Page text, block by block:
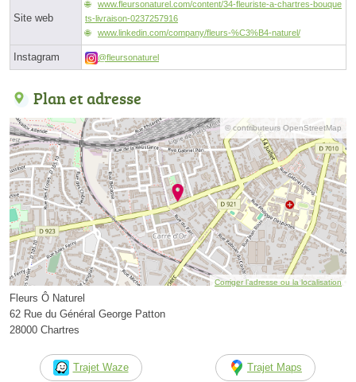
Site web
www.fleursonaturel.com/content/34-fleuriste-a-chartres-bouque
ts-livraison-0237257916
www.linkedin.com/company/fleurs-%C3%B4-naturel/
Instagram @fleursonaturel
Plan et adresse
© contributeurs OpenStreetMap
Corriger l’adresse ou la localisation
Fleurs Ô Naturel
62 Rue du Général George Patton
28000 Chartres
Trajet Waze Trajet Maps